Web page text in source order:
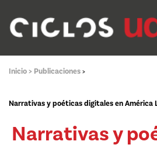
Inicio > Publicaciones >
Narrativas y poéticas digitales en América
Narrativas y